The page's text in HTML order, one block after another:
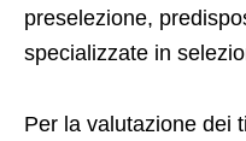
preselezione,
specializzate in
Per la valutazione dei